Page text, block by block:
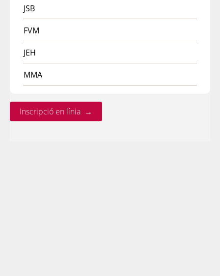
JSB
FVM
JEH
MMA
Inscripció en línia →